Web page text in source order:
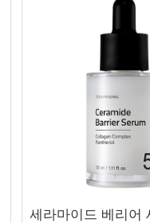
세라마이드 베리어